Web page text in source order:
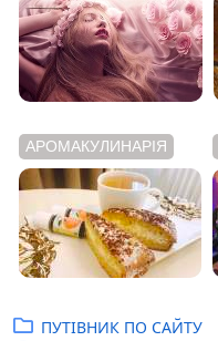
АРОМАКУЛИНАРІЯ
ПУТІВНИК ПО САЙТУ